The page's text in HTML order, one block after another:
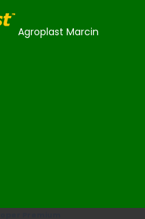
Agroplast Marcin
0. See details